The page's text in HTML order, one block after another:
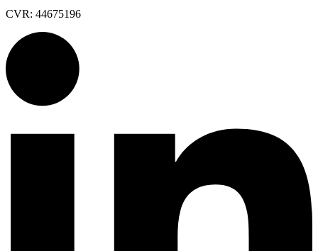
CVR: 44675196